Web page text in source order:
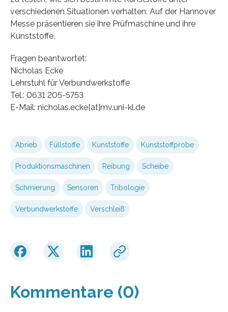
verschiedenen Situationen verhalten. Auf der Hannover
Messe präsentieren sie ihre Prüfmaschine und ihre
Kunststoffe.
Fragen beantwortet:
Nicholas Ecke
Lehrstuhl für Verbundwerkstoffe
Tel.: 0631 205-5753
E-Mail: nicholas.ecke[at]mv.uni-kl.de
Abrieb Füllstoffe Kunststoffe Kunststoffprobe
Produktionsmaschinen Reibung Scheibe
Schmierung Sensoren Tribologie
Verbundwerkstoffe Verschleiß
Kommentare (0)